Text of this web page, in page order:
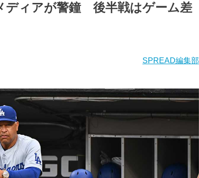
ディアが警鐘 後半戦はゲーム差
SPREAD編集部